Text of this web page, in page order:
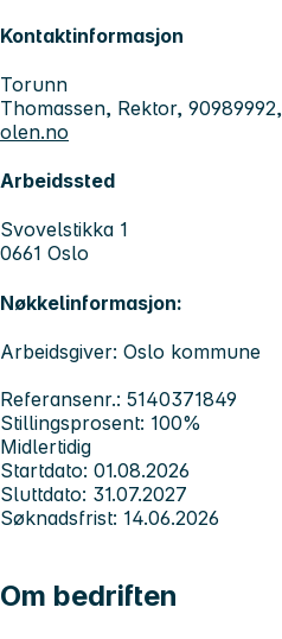
Kontaktinformasjon
Torunn
Thomassen, Rektor, 90989992,
olen.no
Arbeidssted
Svovelstikka 1
0661 Oslo
Nøkkelinformasjon:
Arbeidsgiver: Oslo kommune
Referansenr.: 5140371849
Stillingsprosent: 100%
Midlertidig
Startdato: 01.08.2026
Sluttdato: 31.07.2027
Søknadsfrist: 14.06.2026
Om bedriften